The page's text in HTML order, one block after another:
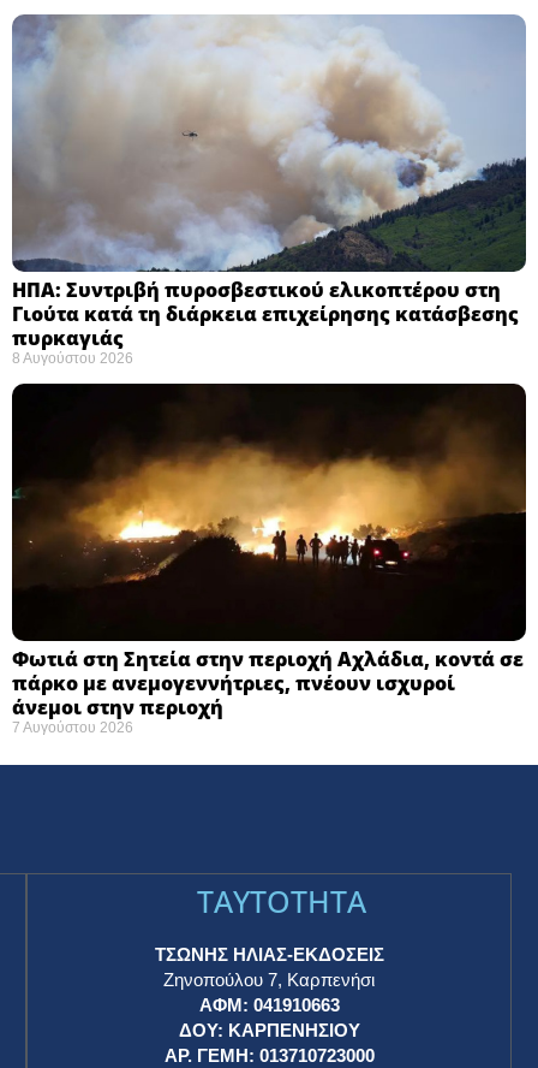
ΗΠΑ: Συντριβή πυροσβεστικού ελικοπτέρου στη
Γιούτα κατά τη διάρκεια επιχείρησης κατάσβεσης
πυρκαγιάς ​
8 Αυγούστου 2026
Φωτιά στη Σητεία στην περιοχή Αχλάδια, κοντά σε
πάρκο με ανεμογεννήτριες, πνέουν ισχυροί
άνεμοι στην περιοχή
7 Αυγούστου 2026
TAYTOTHTA
ΤΣΩΝΗΣ ΗΛΙΑΣ-ΕΚΔΟΣΕΙΣ
Ζηνοπούλου 7, Καρπενήσι
ΑΦΜ: 041910663
ΔΟΥ: ΚΑΡΠΕΝΗΣΙΟΥ
ΑΡ. ΓΕΜΗ: 013710723000